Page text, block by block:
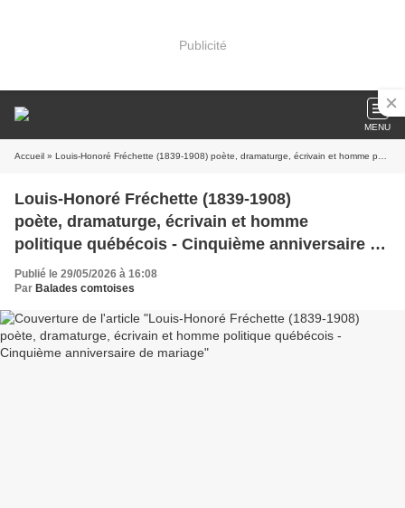
Publicité
MENU
Accueil » Louis-Honoré Fréchette (1839-1908) poète, dramaturge, écrivain et homme politique québécois - Cinquième anniversaire de mariage
Louis-Honoré Fréchette (1839-1908)
poète, dramaturge, écrivain et homme
politique québécois - Cinquième anniversaire de
mariage
Publié le 29/05/2026 à 16:08
Par Balades comtoises